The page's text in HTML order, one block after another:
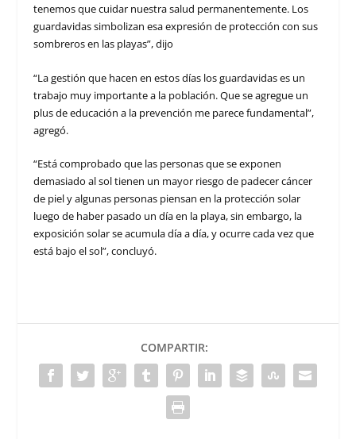
tenemos que cuidar nuestra salud permanentemente. Los
guardavidas simbolizan esa expresión de protección con sus
sombreros en las playas”, dijo
“La gestión que hacen en estos días los guardavidas es un
trabajo muy importante a la población. Que se agregue un
plus de educación a la prevención me parece fundamental”,
agregó.
“Está comprobado que las personas que se exponen
demasiado al sol tienen un mayor riesgo de padecer cáncer
de piel y algunas personas piensan en la protección solar
luego de haber pasado un día en la playa, sin embargo, la
exposición solar se acumula día a día, y ocurre cada vez que
está bajo el sol”, concluyó.
COMPARTIR: